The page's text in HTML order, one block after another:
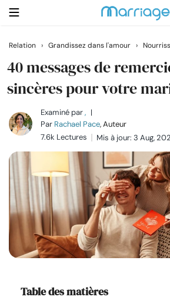
Rechercher
Se marier
Relations
Famille
Aide
Cours
Relation › Grandissez dans l'amour ›
40 messages de
sincères pour votre
Examiné par, |
Par Rachael Pace, Auteur
7.6k Lectures
Mis à jour: 3 Aug,
Table des matières